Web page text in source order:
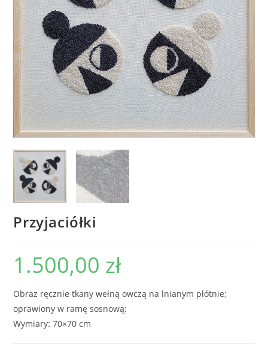
Przyjaciółki
1.500,00 zł
Obraz ręcznie tkany wełną owczą na lnianym płótnie;
oprawiony w ramę sosnową;
Wymiary: 70×70 cm